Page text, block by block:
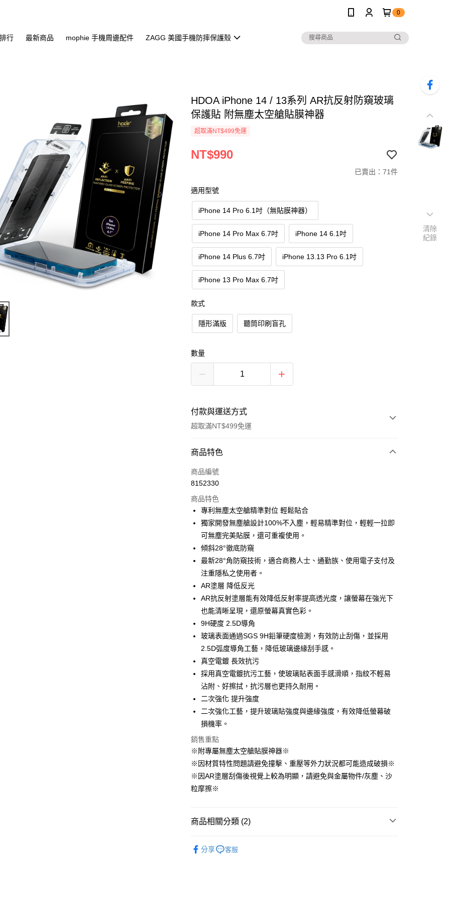
0
行 最新商品 mophie 手機周邊配件 ZAGG 美國手機防摔保護殼
HDOA iPhone 14 / 13系列 AR抗反射防窺玻璃
保護貼 附無塵太空艙貼膜神器
超取滿NT$499免運
NT$990
已賣出：71件
適用型號
iPhone 14 Pro 6.1吋（無貼膜神器）
iPhone 14 Pro Max 6.7吋 iPhone 14 6.1吋
iPhone 14 Plus 6.7吋 iPhone 13.13 Pro 6.1吋
iPhone 13 Pro Max 6.7吋
款式
隱形滿版 聽筒印刷盲孔
數量
付款與運送方式
超取滿NT$499免運
付款方式
信用卡一次付款
LINE Pay
Apple Pay
街口支付
悠遊付
AFTEE先享後付
相關說明
【關於「AFTEE先享後付」】
AFTEE先享後付是「在收到商品之後才付款」的支付方式。 讓您購物簡單
便利好安心！
２．便利：只要手機號碼，簡訊認證，即可結帳。
３．安心：先確認商品／服務後，再付款。
【「AFTEE先享後付」結帳流程】
１．於結帳方式選擇「AFTEE先享後付」後，將跳轉至「AFTEE先享後
付」結帳頁面，進行簡訊認證並確認金額後，即可完成結帳。
２．訂單成立數日內，您將收到繳費通知簡訊。
３．收到繳費通知簡訊後14天內，點擊此簡訊中的連結，可透過四大超商
／ATM／網路銀行／等多元方式進行付款，方視為交易完成。
※ 請注意：結帳手續完成當下不需立刻繳費，但若您需要取消訂單，請聯
先享後付繳納相關費用。
※ 交易是否成功請以「AFTEE先享後付 」之結帳頁面顯示為準，若有關於
付客戶支援中心」https://netprotections.freshdesk.com/support/home
【注意事項】
１．透過由恩沛科技股份有限公司提供之「AFTEE先享後付」服務完成之
２．關於個人資料處理事宜，請瀏覽以下網址：
「AFTEE先享後付」，若未經同意申辦者引起之損失，本公司不負相關責
ATM付款
運送方式
全家取貨付款
每筆NT$60，滿NT$499(含以上)免運費
付款後全家取貨
每筆NT$60，滿NT$499(含以上)免運費
7-11取貨付款
每筆NT$60，滿NT$499(含以上)免運費
付款後7-11取貨
每筆NT$60，滿NT$499(含以上)免運費
宅配
離島配送
商品特色
商品編號
8152330
商品特色
專利無塵太空艙精準對位 輕鬆貼合
獨家開發無塵艙設計100%不入塵，輕易精準對位，輕輕一拉即
可無塵完美貼膜，還可重複使用。
傾斜28°徹底防窺
最新28°角防窺技術，適合商務人士、通勤族、使用電子支付及
注重隱私之使用者。
AR塗層 降低反光
AR抗反射塗層能有效降低反射率提高透光度，讓螢幕在強光下
也能清晰呈現，還原螢幕真實色彩。
9H硬度 2.5D導角
玻璃表面通過SGS 9H鉛筆硬度檢測，有效防止刮傷，並採用
2.5D弧度導角工藝，降低玻璃邊緣刮手感。
真空電鍍 長效抗污
採用真空電鍍抗污工藝，使玻璃貼表面手感滑順，指紋不輕易
沾附、好擦拭，抗污層也更持久耐用。
二次強化 提升強度
二次強化工藝，提升玻璃貼強度與邊緣強度，有效降低螢幕破
損機率。
銷售重點
※附專屬無塵太空艙貼膜神器※
※因材質特性問題請避免撞擊、重壓等外力狀況都可能造成破損※
※因AR塗層刮傷後視覺上較為明顯，請避免與金屬物件/灰塵、沙
粒摩擦※
商品相關分類 (2)
分享 客服
清除
紀錄